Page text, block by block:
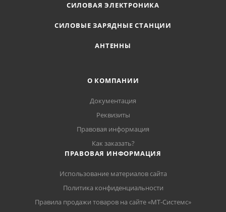
СИЛОВАЯ ЭЛЕКТРОНИКА
СИЛОВЫЕ ЗАРЯДНЫЕ СТАНЦИИ
АНТЕННЫ
О КОМПАНИИ
Документация
Реквизиты
Правовая информация
Как заказать?
ПРАВОВАЯ ИНФОРМАЦИЯ
Использование материалов сайта
Политика конфиденциальности
Правила продажи товаров на сайте «МТ-Системс»